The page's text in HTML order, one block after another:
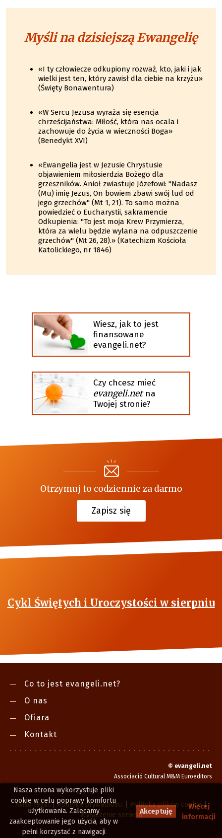
Nasza strona wykorzystuje pliki
cookie w celu poprawy komfortu
użytkowania. Zalecamy
zaakceptowanie jego użycia, aby w
pełni korzystać z nawigacji
Akceptuję
Więcej
informacji
Myśli na dzisiejszą Ewangelię
«I ty człowiecze odkupiony rozważ, kto, jaki i jak
wielki jest ten, który zawisł dla ciebie na krzyżu»
(Święty Bonawentura)
«W Sercu Jezusa wyraża się esencja
chrześcijaństwa: Miłość, która nas ocala i
zachowuje do życia w wieczności Boga»
(Benedykt XVI)
«Ewangelia jest w Jezusie Chrystusie
objawieniem miłosierdzia Bożego dla
grzeszników. Anioł zwiastuje Józefowi: "Nadasz
(Mu) imię Jezus, On bowiem zbawi swój lud od
jego grzechów" (Mt 1, 21). To samo można
powiedzieć o Eucharystii, sakramencie
Odkupienia: "To jest moja Krew Przymierza,
która za wielu będzie wylana na odpuszczenie
grzechów" (Mt 26, 28).» (Katechizm Kościoła
Katolickiego, nr 1846)
Wiesz, jak to jest
finansowane
evangeli.net?
Czy chcesz mieć
evangeli.netna
Twojej stronie?
Otrzymuj to codziennie za darmo
Zapisz się
Cykl Świętych i Uroczystości w sierpniu
Co to jest evangeli.net?
O nas
Ofiara
Kontakt
© evangeli.net
Associació Cultural M&M Euroeditors
Aviso legal| Polityka prywatności Polityka plików cookie|
Wyłączenie serwisu